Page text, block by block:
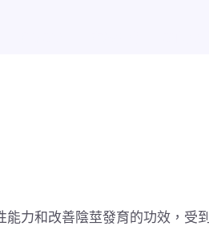
力和改善陰莖發育的功效，受